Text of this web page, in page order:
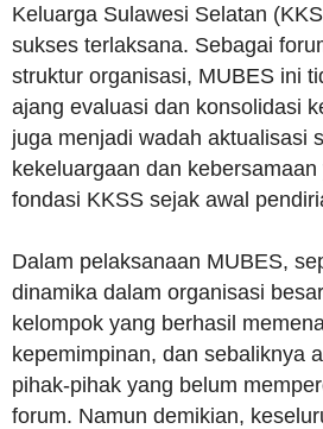
Keluarga Sulawesi Selatan
sukses terlaksana. Sebagai
struktur organisasi, MUBES ini
ajang evaluasi dan konsolidasi
juga menjadi wadah aktualisasi
kekeluargaan dan
fondasi KKSS sejak awal
Dalam pelaksanaan MUBES,
dinamika dalam organisasi
kelompok yang berhasil
kepemimpinan, dan sebaliknya
pihak-pihak yang belum
forum. Namun demikian,